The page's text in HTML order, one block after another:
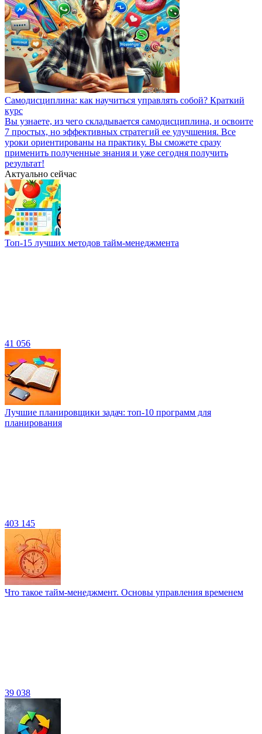
Самодисциплина: как научиться управлять собой? Краткий
курс
Вы узнаете, из чего складывается самодисциплина, и освоите
7 простых, но эффективных стратегий ее улучшения. Все
уроки ориентированы на практику. Вы сможете сразу
применить полученные знания и уже сегодня получить
результат!
Актуально сейчас
Топ-15 лучших методов тайм-менеджмента
41 056
Лучшие планировщики задач: топ-10 программ для
планирования
403 145
Что такое тайм-менеджмент. Основы управления временем
39 038